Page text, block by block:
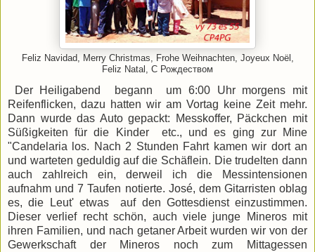
Feliz Navidad, Merry Christmas, Frohe Weihnachten, Joyeux Noël,
Feliz Natal, С Рождеством
Der Heiligabend begann um 6:00 Uhr morgens mit
Reifenflicken, dazu hatten wir am Vortag keine Zeit mehr.
Dann wurde das Auto gepackt: Messkoffer, Päckchen mit
Süßigkeiten für die Kinder etc., und es ging zur Mine
"Candelaria los. Nach 2 Stunden Fahrt kamen wir dort an
und warteten geduldig auf die Schäflein. Die trudelten dann
auch zahlreich ein, derweil ich die Messintensionen
aufnahm und 7 Taufen notierte. José, dem Gitarristen oblag
es, die Leut' etwas auf den Gottesdienst einzustimmen.
Dieser verlief recht schön, auch viele junge Mineros mit
ihren Familien, und nach getaner Arbeit wurden wir von der
Gewerkschaft der Mineros noch zum Mittagessen